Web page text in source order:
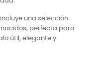
incluye una selección
perfecta para
útil, elegante y